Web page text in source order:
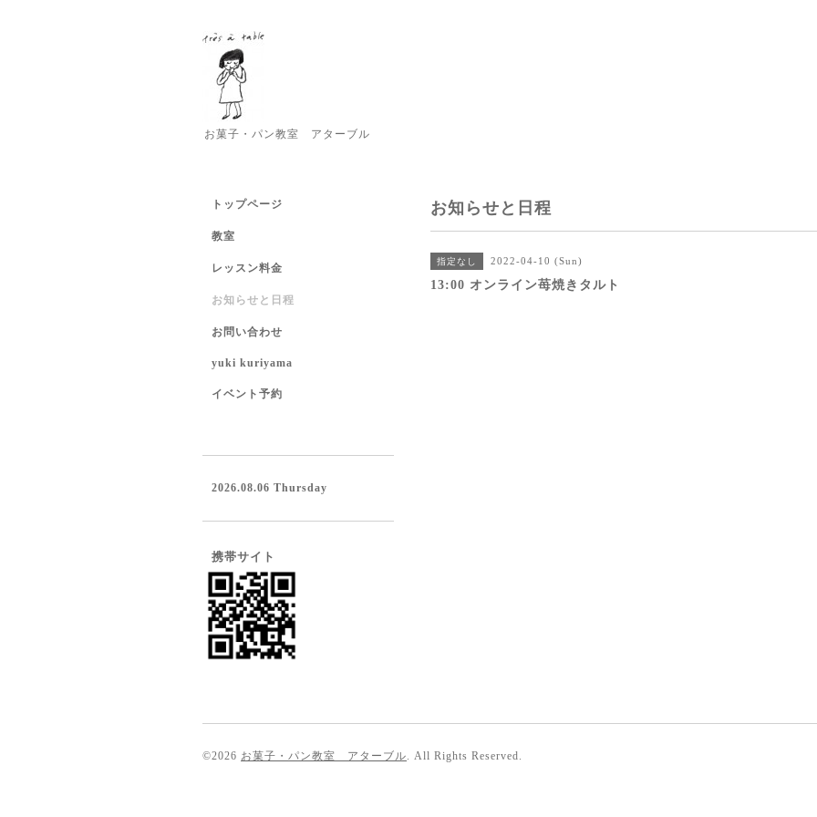
お菓子・パン教室 アターブル
お知らせと日程
指定なし 2022-04-10 (Sun)
13:00 オンライン苺焼きタルト
トップページ
教室
レッスン料金
お知らせと日程
お問い合わせ
yuki kuriyama
イベント予約
2026.08.06 Thursday
携帯サイト
©2026 お菓子・パン教室 アターブル. All Rights Reserved.